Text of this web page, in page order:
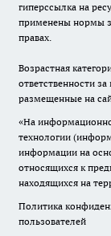
гиперссылка на
применены нормы
правах.
Возрастная
ответственности
размещенные на
«На
технологии
информации на
относящихся к
находящихся на
Политика
пользователей